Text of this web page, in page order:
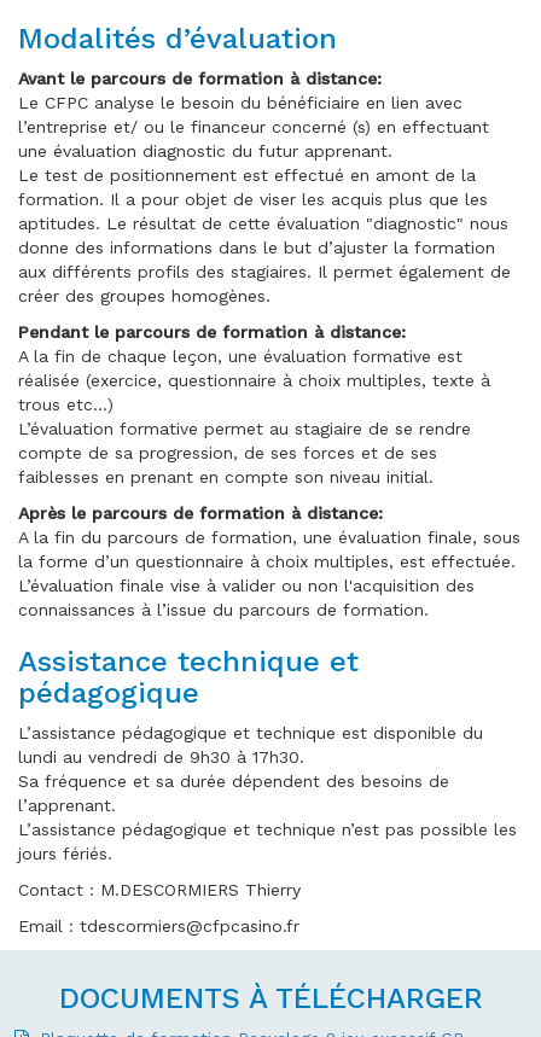
Modalités d’évaluation
Avant le parcours de formation à distance:
Le CFPC analyse le besoin du bénéficiaire en lien avec
l’entreprise et/ ou le financeur concerné (s) en effectuant
une évaluation diagnostic du futur apprenant.
Le test de positionnement est effectué en amont de la
formation. Il a pour objet de viser les acquis plus que les
aptitudes. Le résultat de cette évaluation "diagnostic" nous
donne des informations dans le but d’ajuster la formation
aux différents profils des stagiaires. Il permet également de
créer des groupes homogènes.
Pendant le parcours de formation à distance:
A la fin de chaque leçon, une évaluation formative est
réalisée (exercice, questionnaire à choix multiples, texte à
trous etc…)
L’évaluation formative permet au stagiaire de se rendre
compte de sa progression, de ses forces et de ses
faiblesses en prenant en compte son niveau initial.
Après le parcours de formation à distance:
A la fin du parcours de formation, une évaluation finale, sous
la forme d’un questionnaire à choix multiples, est effectuée.
L’évaluation finale vise à valider ou non l'acquisition des
connaissances à l’issue du parcours de formation.
Assistance technique et
pédagogique
L’assistance pédagogique et technique est disponible du
lundi au vendredi de 9h30 à 17h30.
Sa fréquence et sa durée dépendent des besoins de
l’apprenant.
L’assistance pédagogique et technique n’est pas possible les
jours fériés.
Contact : M.DESCORMIERS Thierry
Email : tdescormiers@cfpcasino.fr
DOCUMENTS À TÉLÉCHARGER